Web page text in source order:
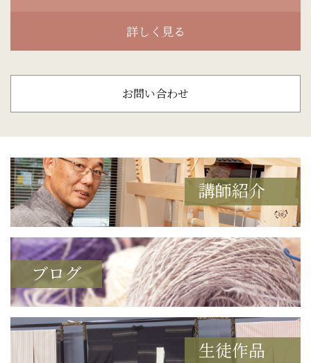
詳しく見る
お問い合わせ
講師紹介
ブログ
生徒作品